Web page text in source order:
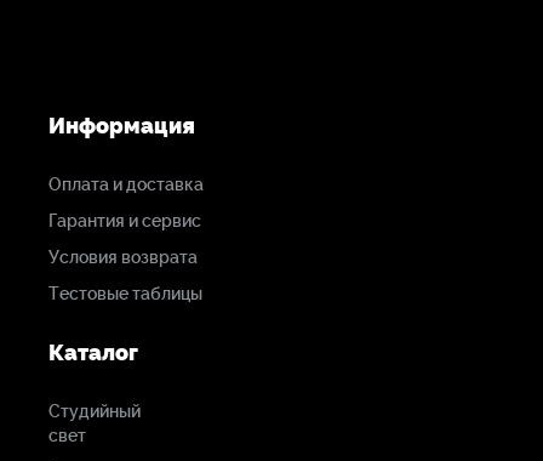
Информация
Оплата и доставка
Гарантия и сервис
Условия возврата
Тестовые таблицы
Каталог
Студийный
свет